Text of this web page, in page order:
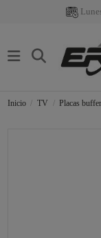
Inicio TV Placas buffer